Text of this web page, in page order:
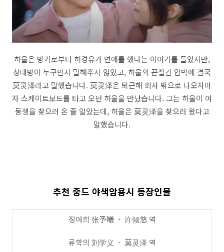
허울은 방기로부터 허경유가 연애를 했다는 이야기를 들었지만,
상대방이 누구인지 말해주지 않았고, 허울의 끈질긴 압박에 결국
莫灵泽라고 말했습니다. 莫灵泽은 퇴근해 회사 밖으로 나오자마
자 스케이트보드를 타고 오던 허울을 만났습니다. 그는 허울이 여
동생을 찾으러 온 줄 알았는데, 허울은 莫灵泽을 찾으러 왔다고
말했습니다.
추천 중드 야색암용시 등장인물
장여희 张予曦 - 许倾悠 역
류학의 刘学义 - 莫灵泽 역